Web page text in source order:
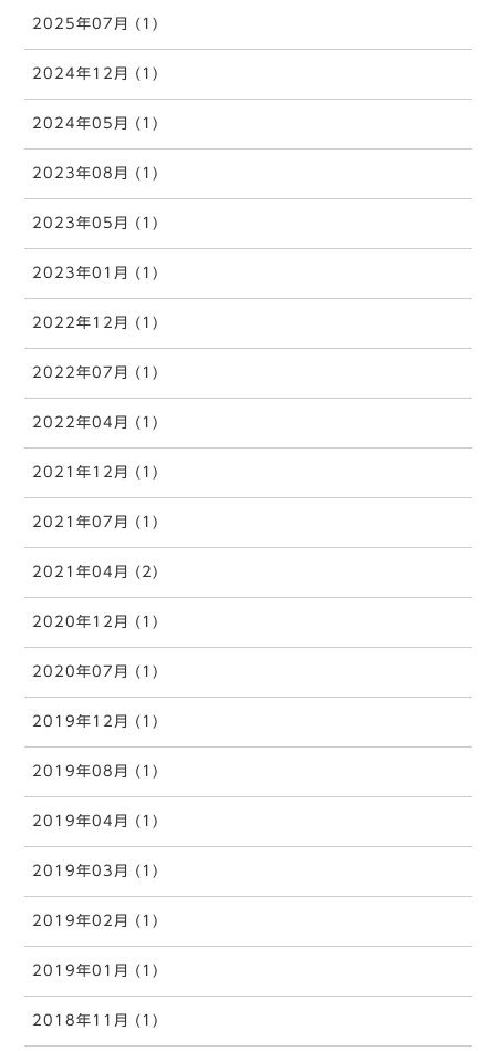
2025年07月 (1)
2024年12月 (1)
2024年05月 (1)
2023年08月 (1)
2023年05月 (1)
2023年01月 (1)
2022年12月 (1)
2022年07月 (1)
2022年04月 (1)
2021年12月 (1)
2021年07月 (1)
2021年04月 (2)
2020年12月 (1)
2020年07月 (1)
2019年12月 (1)
2019年08月 (1)
2019年04月 (1)
2019年03月 (1)
2019年02月 (1)
2019年01月 (1)
2018年11月 (1)